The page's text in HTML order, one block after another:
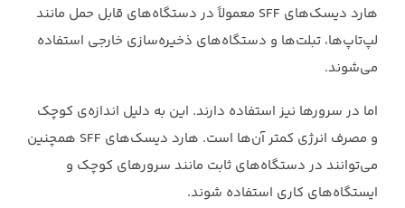
هارد دیسک‌های SFF معمولاً در دستگاه‌های قابل حمل مانند
لپ‌تاپ‌ها، تبلت‌ها و دستگاه‌های ‏ذخیره‌سازی خارجی استفاده
می‌شوند.
اما در سرورها نیز استفاده دارند. این به دلیل اندازه‌ی کوچک
‏و مصرف انرژی کمتر آن‌ها است. هارد دیسک‌های SFF همچنین
می‌توانند در دستگاه‌های ثابت ‏مانند سرورهای کوچک و
ایستگاه‌های کاری استفاده شوند.‏